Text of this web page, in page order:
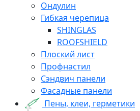
Ондулин
Гибкая черепица
SHINGLAS
ROOFSHIELD
Плоский лист
Профнастил
Сэндвич панели
Фасадные панели
Пены, клеи, герметики